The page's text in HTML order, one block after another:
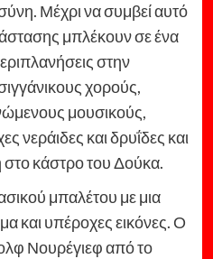
Μέχρι να συμβεί αυτό
μπλέκουν σε ένα
στην
χορούς,
μουσικούς,
νεράιδες και δρυΐδες και
στο κάστρο του Δούκα.
μπαλέτου με μια
και υπέροχες εικόνες. Ο
Νουρέγιεφ από το